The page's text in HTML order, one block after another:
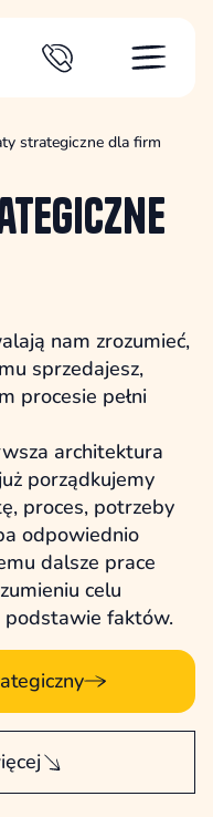
strategiczne dla firm
nam zrozumieć,
sprzedajesz,
procesie pełni
architektura
porządkujemy
proces, potrzeby
odpowiednio
dalsze prace
celu
podstawie faktów.